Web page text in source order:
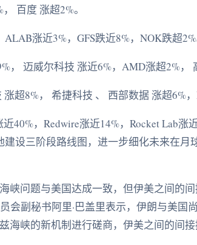
百度 涨超2%。
涨近3%，GFS跌近8%，NOK跌超2%
， 迈威尔科技 涨近6%，AMD涨超2%，
超8%， 希捷科技 、 西部数据 涨超6%，
40%，Redwire涨近14%，Rocket Lab涨
建设三阶段路线图，进一步细化未来在
峡问题与美国达成一致，但伊美之间的
会副秘书阿里·巴盖里表示，伊朗与美国
海峡的新机制进行磋商，伊美之间的间接